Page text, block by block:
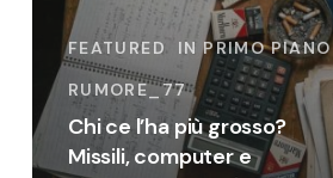
FEATURED
IN PRIMO PIANO
RUMORE_77
Chi ce l’ha più grosso?
Missili, computer e